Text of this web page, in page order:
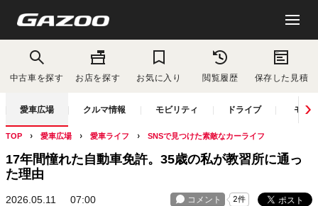
中古車を探す お店を探す お気に入り 閲覧履歴 保存した見積
愛車広場 クルマ情報 モビリティ ドライブ モー
TOP 愛車広場 愛車ライフ SNSで見つけた素敵なカーライフ
17年間憧れた自動車免許。35歳の私が教習所に通っ
た理由
2026.05.11 07:00